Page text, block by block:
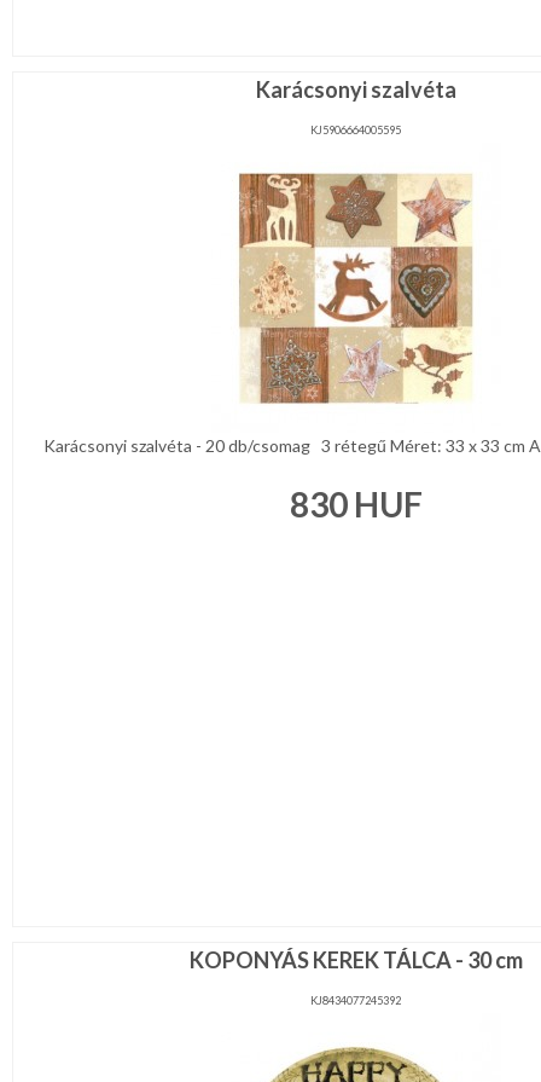
Karácsonyi szalvéta
KJ5906664005595
Karácsonyi szalvéta - 20 db/csomag 3 rétegű Méret: 33 x 33 cm
830HUF
KOPONYÁS KEREK TÁLCA - 30 cm
KJ8434077245392